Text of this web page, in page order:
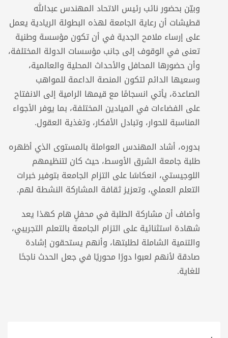
وبيّن بحضور نائب رئيس الاتحاد المهندس عبدالله
قطيشات أن رعاية الجامعة لهذه البطولة الريادية يعمل
على إرساء ملامح الجدية في أن تكون مؤسسة وطنية
تعنى في الوقوف إلى جانب مؤسسات الدولة المختلفة،
وأن حضورها المحافل والأحداث المحلية والعالمية،
وسعيها الدائم لتكون المنصة الداعمة للمواهب
الصاعدة، يأتي انسجامًا مع قيمها الرامية إلى الانفتاح
على الفضاءات في الميادين المختلفة، بما يوفر الأجواء
المناسبة للحوار، وتبادل الأفكار، وتغذية العقول.
بدوره، أشاد المهندس العواملة بالمستوى الذي أظهره
طلبة جامعة الشرق الأوسط، حيث كان لتنظيمهم
اللوجيستي، انعكاسًا على التزام الجامعة بتوفير خبرات
التعلم العملي، وتعزيز ثقافة المشاركة النشطة لهم.
وأضاف أن مشاركة الطلبة في محفلٍ هام كهذا يعد
شهادة استثنائية على التزام الجامعة بالتعلم التجريبي،
والتنمية الشاملة لطلبتها، وأنهم يستحقون إشادة
صادقة لأنهم لعبوا دورًا محوريًا في جعل الحدث ناجحًا
للغاية.